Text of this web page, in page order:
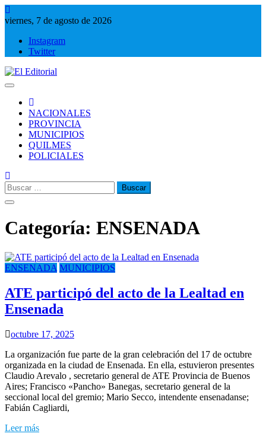
Saltar
al
viernes, 7 de agosto de 2026
Instagram
Twitter
NACIONALES
PROVINCIA
MUNICIPIOS
QUILMES
POLICIALES
Buscar:
Categoría: ENSENADA
ENSENADA MUNICIPIOS
ATE participó del acto de la Lealtad en
Ensenada
octubre 17, 2025
La organización fue parte de la gran celebración del 17 de octubre
organizada en la ciudad de Ensenada. En ella, estuvieron presentes
Claudio Arevalo , secretario general de ATE Provincia de Buenos
Aires; Francisco «Pancho» Banegas, secretario general de la
seccional local del gremio; Mario Secco, intendente ensenadanse;
Fabián Cagliardi,
Leer más